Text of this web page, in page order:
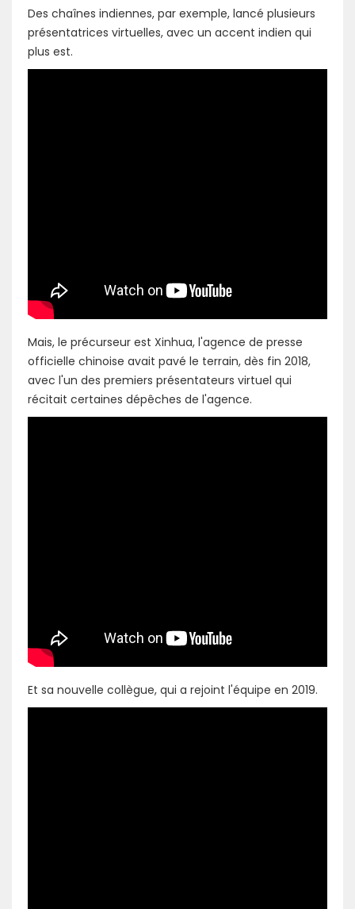
Des chaînes indiennes, par exemple, lancé plusieurs
présentatrices virtuelles, avec un accent indien qui
plus est.
Mais, le précurseur est Xinhua, l'agence de presse
officielle chinoise avait pavé le terrain, dès fin 2018,
avec l'un des premiers présentateurs virtuel qui
récitait certaines dépêches de l'agence.
Et sa nouvelle collègue, qui a rejoint l'équipe en 2019.